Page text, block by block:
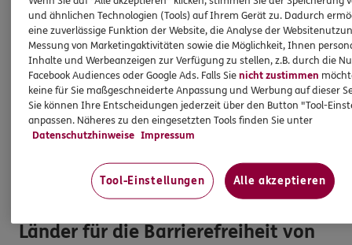
Schicken Sie denLink zusammen mit einem
Hinweis auf den Text oder Service, der Ihnen
Schwierigkeiten bereitet hat, an:
barriere.melden@ergo.de
Bitte senden Sie an diese E-Mail-Adresse nur
Anmerkungen zum Thema „Barrierefreiheit“
keine Daten oder Informationen zu Ihrem
Marktüberwachungsstelle der
Länder für die Barrierefreiheit von
und ähnlichen Technologien (Tools) auf Ihrem Gerät zu. Dadurch
eine zuverlässige Funktion der Website, die Analyse der
Messung von Marketingaktivitäten sowie die Möglichkeit, Ihnen
Inhalte und Werbeanzeigen zur Verfügung zu stellen, z.B. durch die
Facebook Audiences oder Google Ads. Falls Sienicht zustimmen
keine für Sie maßgeschneiderte Anpassung und Werbung auf dieser
Sie können Ihre Entscheidungen jederzeit über den Button "Tool-
anpassen. Näheres zu den eingesetzten Tools finden Sie unter
Datenschutzhinweise Impressum
Tool-Einstellungen Alle akzeptieren